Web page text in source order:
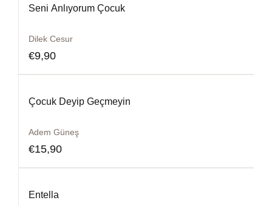
Seni Anlıyorum Çocuk
Dilek Cesur
€9,90
Çocuk Deyip Geçmeyin
Adem Güneş
€15,90
Entella